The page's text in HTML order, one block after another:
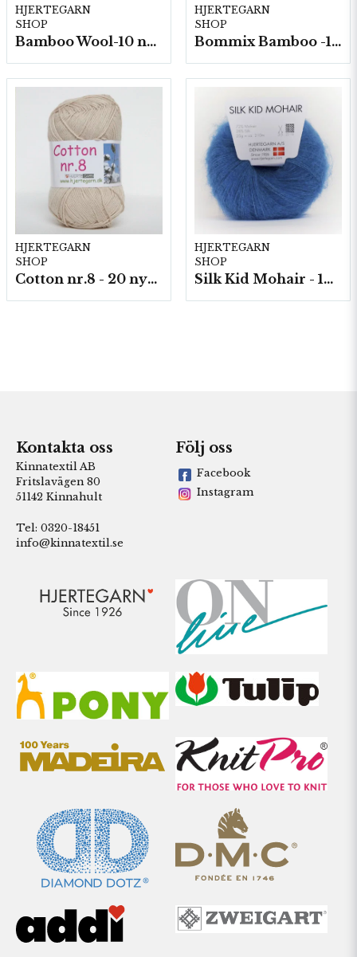
HJERTEGARN
SHOP
Bamboo Wool-10 nystan/fp. a50g
HJERTEGARN
SHOP
Bommix Bamboo -10 nystan/ fp. á 50 g.
HJERTEGARN
SHOP
Cotton nr.8 - 20 nystan a50g./fp.
HJERTEGARN
SHOP
Silk Kid Mohair - 10 nystan á 25g./fp.
Kontakta oss
Kinnatextil AB
Fritslavägen 80
51142 Kinnahult
Tel: 0320-18451
info@kinnatextil.se
Följ oss
Facebook
Instagram